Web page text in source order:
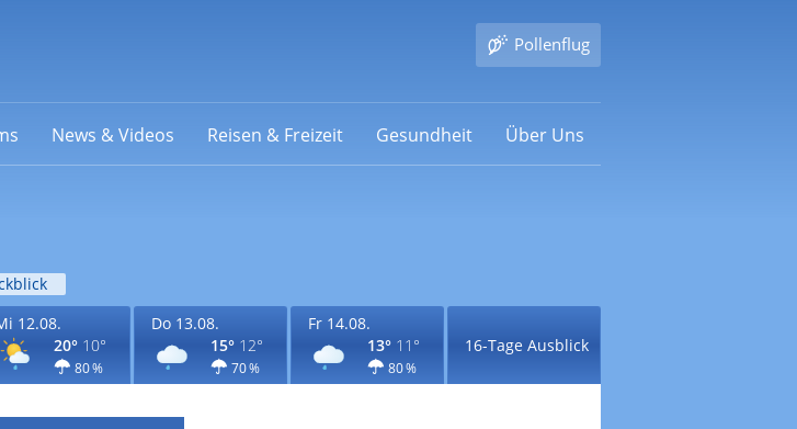
Pollenflug
News & Videos Reisen & Freizeit Gesundheit Über Uns
12.08.
20° 10°
80 %
Do 13.08.
15° 12°
70 %
Fr 14.08.
13° 11°
80 %
16-Tage Ausblick